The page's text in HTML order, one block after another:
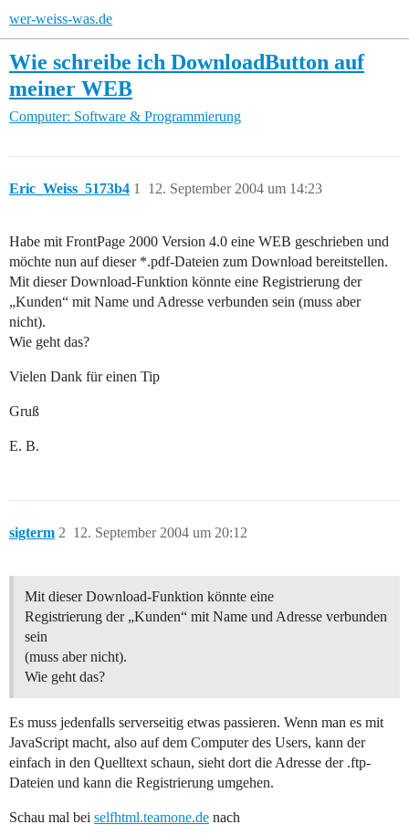
wer-weiss-was.de
Wie schreibe ich DownloadButton auf
meiner WEB
Computer: Software & Programmierung
Eric_Weiss_5173b4 12. September 2004 um 14:23
1
Habe mit FrontPage 2000 Version 4.0 eine WEB geschrieben und
möchte nun auf dieser *.pdf-Dateien zum Download bereitstellen.
Mit dieser Download-Funktion könnte eine Registrierung der
„Kunden“ mit Name und Adresse verbunden sein (muss aber
nicht).
Wie geht das?
Vielen Dank für einen Tip
Gruß
E. B.
sigterm 12. September 2004 um 20:12
2
Mit dieser Download-Funktion könnte eine
Registrierung der „Kunden“ mit Name und Adresse verbunden
sein
(muss aber nicht).
Wie geht das?
Es muss jedenfalls serverseitig etwas passieren. Wenn man es mit
JavaScript macht, also auf dem Computer des Users, kann der
einfach in den Quelltext schaun, sieht dort die Adresse der .ftp-
Dateien und kann die Registrierung umgehen.
Schau mal bei selfhtml.teamone.de nach